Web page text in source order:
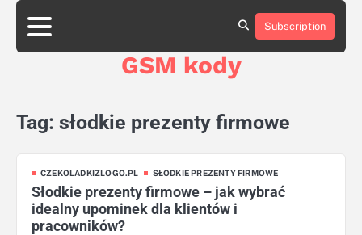
Skip
content
aluminumboatplans.com
dobra-
plywoodboatplans.com
ujednoznaczniające
aluminumboatplans.com
dobra-
plywoodboatplans.com
ujednoznaczniające
Kontakt
Kontakt
Subscription
GSM kody
Tag: słodkie prezenty firmowe
CZEKOLADKIZLOGO.PL SŁODKIE PREZENTY FIRMOWE
Słodkie prezenty firmowe – jak wybrać
idealny upominek dla klientów i
pracowników?